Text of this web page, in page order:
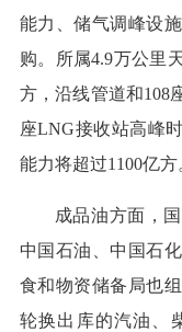
能力、储气调峰设
购。所属4.9万公里
方，沿线管道和108
座LNG接收站高峰
能力将超过1100亿方
成品油方面，
中国石油、中国石
食和物资储备局也
轮换出库的汽油、